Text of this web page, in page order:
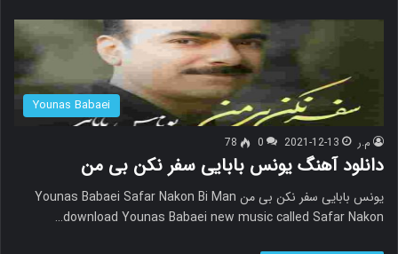
Younas Babaei
م.ر 2021-12-13
0
78
دانلود آهنگ یونس بابایی سفر نکن بی من
یونس بابایی سفر نکن بی من Younas Babaei Safar Nakon Bi Man
download Younas Babaei new music called Safar Nakon…